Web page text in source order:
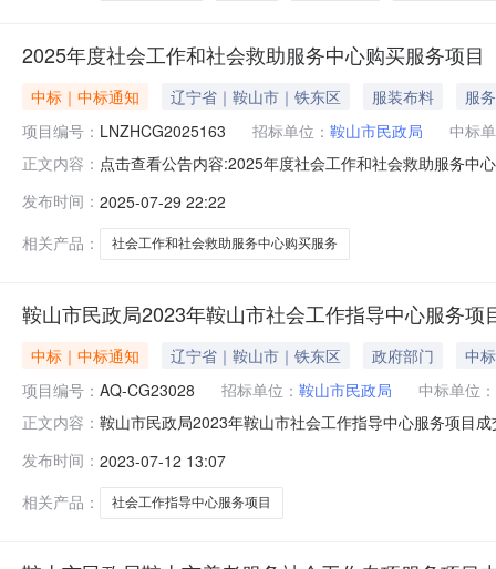
2025年度社会工作和社会救助服务中心购买服务项目
中标｜中标通知 辽宁省｜鞍山市｜铁东区 服装布料
服务
项目编号： LNZHCG2025163 招标单位： 鞍山市民政局
中标
正文内容： 点击查看公告内容:2025年度社会工作和社会救助服务中
LNZHCG2025163二、项目名称：2025年度社会工作和
鞍山市铁东区前
发布时间： 2025-07-29 22:22
相关产品：
社会工作和社会救助服务中心购买服务
鞍山市民政局2023年鞍山市社会工作指导中心服务项
中标｜中标通知 辽宁省｜鞍山市｜铁东区 政府部门
中
项目编号： AQ-CG23028 招标单位： 鞍山市民政局
中标单位：
正文内容： 鞍山市民政局2023年鞍山市社会工作指导中心服务项目
标的信息序号供应商名称服务名称服务范围服务要求服
务、儿童
发布时间： 2023-07-12 13:07
相关产品：
社会工作指导中心服务项目